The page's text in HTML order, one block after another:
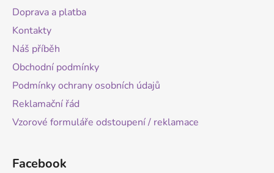
Doprava a platba
Kontakty
Náš příběh
Obchodní podmínky
Podmínky ochrany osobních údajů
Reklamační řád
Vzorové formuláře odstoupení / reklamace
Facebook